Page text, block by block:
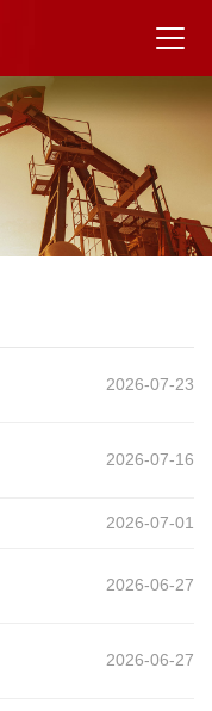
2026-07-23
2026-07-16
2026-07-01
2026-06-27
2026-06-27